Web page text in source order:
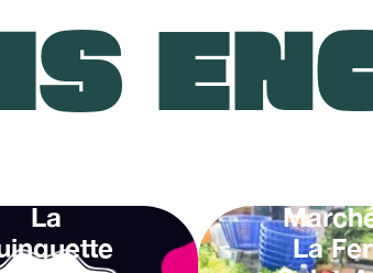
La
La